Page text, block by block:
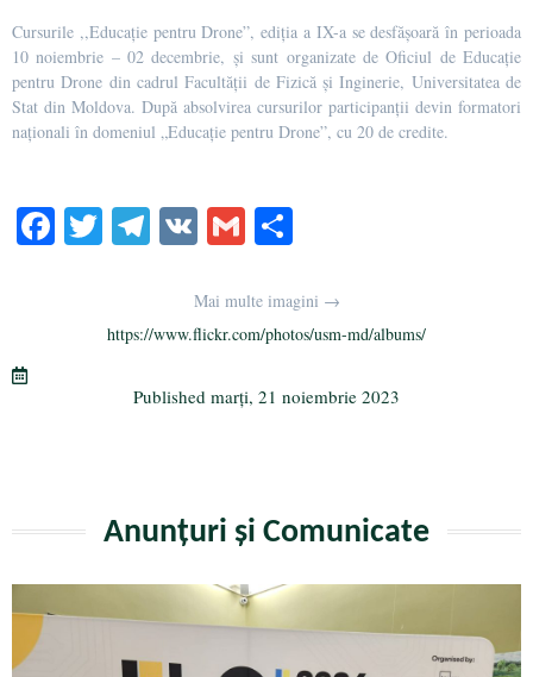
Cursurile ,,Educație pentru Drone”, ediția a IX-a se desfășoară în perioada
10 noiembrie – 02 decembrie, și sunt organizate de Oficiul de Educație
pentru Drone din cadrul Facultății de Fizică și Inginerie, Universitatea de
Stat din Moldova. După absolvirea cursurilor participanții devin formatori
naționali în domeniul „Educație pentru Drone”, cu 20 de credite.
Fa T
r
Te
a
m
V G
ailaj
ea
ză
Mai multe imagini →
https://www.flickr.com/photos/usm-md/albums/
Published marți, 21 noiembrie 2023
Anunțuri și Comunicate